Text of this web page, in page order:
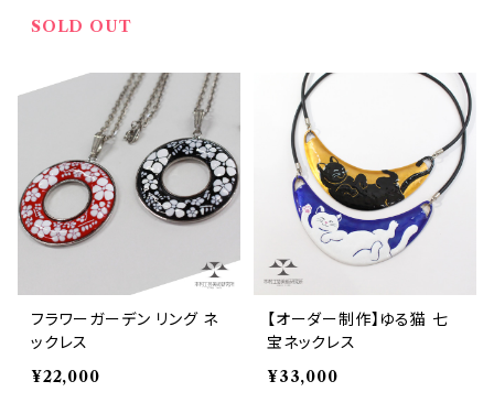
SOLD OUT
フラワーガーデン リング ネ
ックレス
¥22,000
【オーダー制作】ゆる猫 七
宝ネックレス
¥33,000